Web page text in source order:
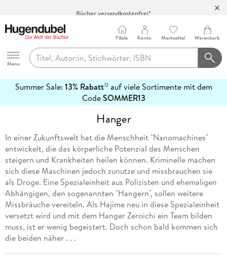
Abholung in über 100 Filialen
Hugendubel
Menu
Filiale Konto Merkzettel Warenkorb
Summer Sale: 13% Rabatt12auf viele Sortimente mit dem
CodeSOMMER13
erfahren
Hanger
In einer Zukunftswelt hat die Menschheit "Nanomachines"
entwickelt, die das körperliche Potenzial des Menschen
steigern und Krankheiten heilen können. Kriminelle machen
sich diese Maschinen jedoch zunutze und missbrauchen sie
als Droge. Eine Spezialeinheit aus Polizisten und ehemaligen
Abhängigen, den sogenannten "Hangern", sollen weitere
Missbräuche vereiteln. Als Hajime neu in diese Spezialeinheit
versetzt wird und mit dem Hanger Zeroichi ein Team bilden
muss, ist er wenig begeistert. Doch schon bald kommen sich
die beiden näher . . .